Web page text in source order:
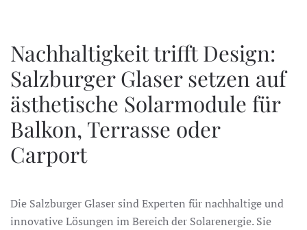
Nachhaltigkeit trifft Design:
Salzburger Glaser setzen auf
ästhetische Solarmodule für
Balkon, Terrasse oder
Carport
Die Salzburger Glaser sind Experten für nachhaltige und
innovative Lösungen im Bereich der Solarenergie. Sie